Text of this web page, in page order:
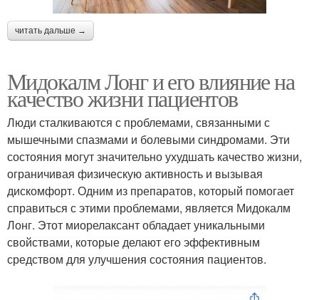
читать дальше →
Мидокалм Лонг и его влияние на
качество жизни пациентов
Люди сталкиваются с проблемами, связанными с
мышечными спазмами и болевыми синдромами. Эти
состояния могут значительно ухудшать качество жизни,
ограничивая физическую активность и вызывая
дискомфорт. Одним из препаратов, который помогает
справиться с этими проблемами, является Мидокалм
Лонг. Этот миорелаксант обладает уникальными
свойствами, которые делают его эффективным
средством для улучшения состояния пациентов.